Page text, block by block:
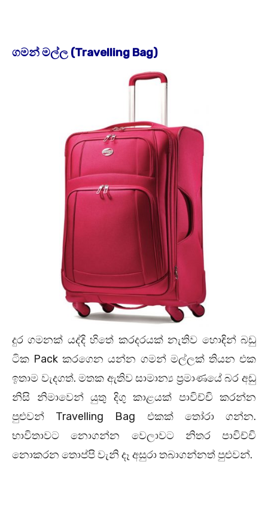
ගමන් මල්ල (Travelling Bag)
දුර ගමනක් යද්දි හිතේ කරදරයක් නැතිව හොඳින් බඩු
ටික Pack කරගෙන යන්න ගමන් මල්ලක් තියන එක
ඉතාම වැදගත්. මතක ඇතිව සාමාන්‍ය ප්‍රමාණයේ බර අඩු
නිසි නිමාවෙන් යුතු දිගු කාළයක් පාවිච්චි කරන්න
පුළුවන් Travelling Bag එකක් තෝරා ගන්න.
භාවිතාවට නොගන්න වෙලාවට නිතර පාවිච්චි
නොකරන තොප්පි වැනි දෑ අසුරා තබාගන්නත් පුළුවන්.